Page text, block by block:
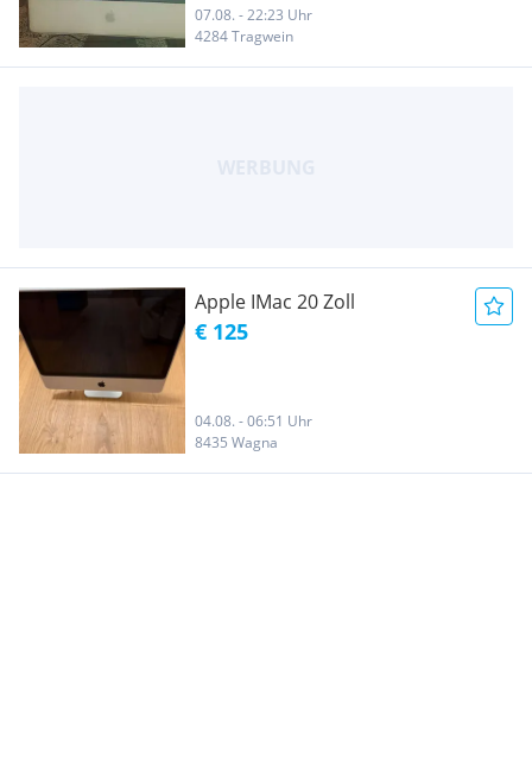
07.08. - 22:23 Uhr
4284 Tragwein
Apple IMac 20 Zoll
€ 125
04.08. - 06:51 Uhr
8435 Wagna